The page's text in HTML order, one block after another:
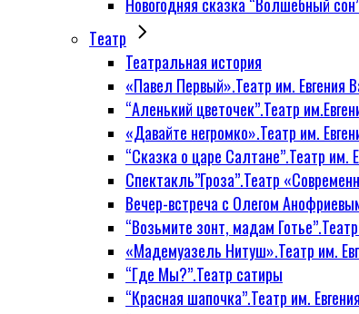
Tеатр
Театральная история
«Павел Первый».Театр им. Евгения
“Аленький цветочек”.Театр
«Давайте негромко».Театр им.
“Сказка о царе Салтане”.Театр им.
Спектакль”Гроза”.Театр
Вечер-встреча с Олегом
“Возьмите зонт, мадам
«Мадемуазель Нитуш».Театр им.
“Где Мы?”.Театр сатиры
“Красная шапочка”.Театр им.